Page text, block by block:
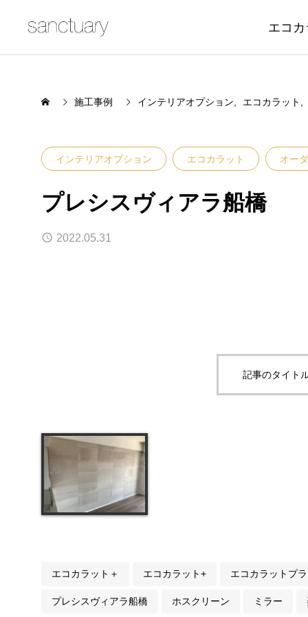
エコ
施工事例 インテリアオプション エコカラット
インテリアオプション エコカラット オー
プレシスヴィアラ船橋
2022.05.31
記事のタイト
エコカラット＋ エコカラット+ エコカラットプラ
プレシスヴィアラ船橋 ホスクリーン ミラー